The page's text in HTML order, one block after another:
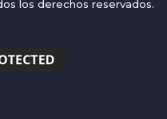
los derechos reservados.